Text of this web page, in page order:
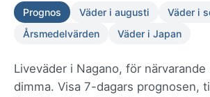
Prognos Väder i augusti
Väder i
Årsmedelvärden
Väder i Japan
Liveväder i Nagano, för närvarande
dimma. Visa 7-dagars prognosen,